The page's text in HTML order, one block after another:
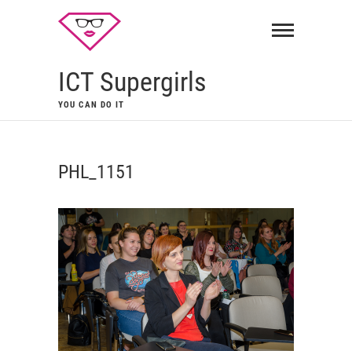
ICT Supergirls
YOU CAN DO IT
PHL_1151